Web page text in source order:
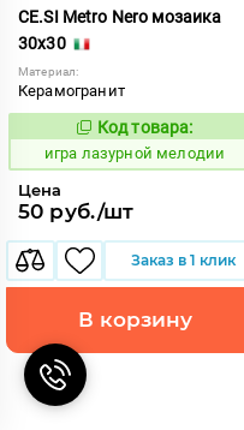
CE.SI Metro Nero мозаика
30x30
Материал:
Керамогранит
552048
Код товара:
игра лазурной мелодии
Цена
50 руб./шт
Заказ в 1 клик
В корзину